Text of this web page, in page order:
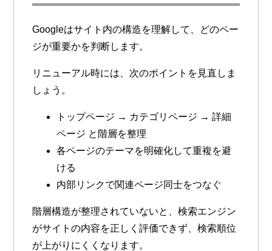
Googleはサイト内の構造を理解して、どのペー
ジが重要かを判断します。
リニューアル時には、次のポイントを見直しま
しょう。
トップページ → カテゴリページ → 詳細
ページ と階層を整理
各ページのテーマを明確化して重複を避
ける
内部リンクで関連ページ同士をつなぐ
階層構造が整理されていないと、検索エンジン
がサイトの内容を正しく評価できず、検索順位
が上がりにくくなります。